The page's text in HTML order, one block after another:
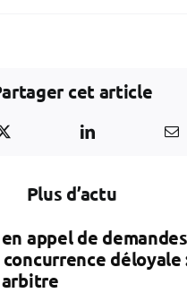
cet article
Plus d’actu
appel de demandes
déloyale